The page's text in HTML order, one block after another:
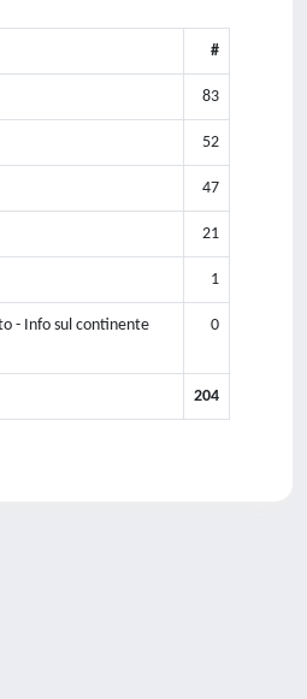
#
83
52
47
21
1
- Info sul continente
0
204